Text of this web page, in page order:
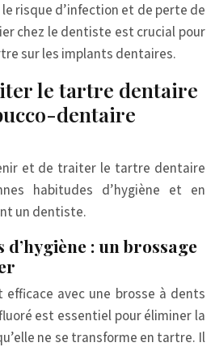
risque d’infection et de perte de
chez le dentiste est crucial pour
sur les implants dentaires.
le tartre dentaire
dentaire
et de traiter le tartre dentaire
habitudes d’hygiène et en
un dentiste.
: un brossage
efficace avec une brosse à dents
est essentiel pour éliminer la
ne se transforme en tartre. Il